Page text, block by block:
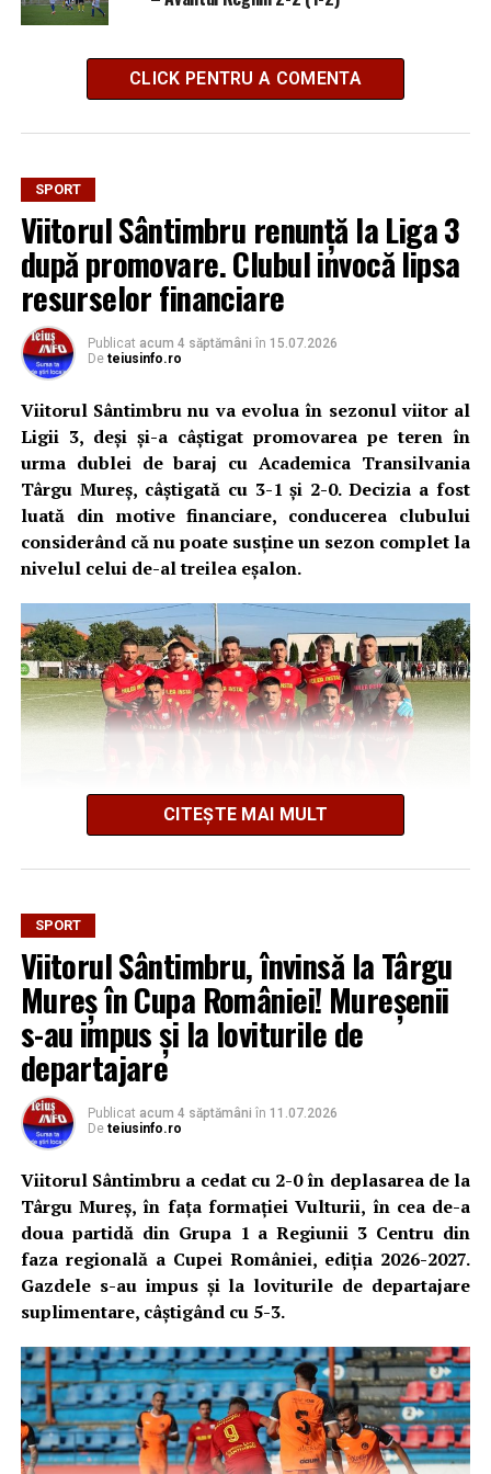
CLICK PENTRU A COMENTA
SPORT
Viitorul Sântimbru renunță la Liga 3
după promovare. Clubul invocă lipsa
resurselor financiare
Publicat acum 4 săptămâni în 15.07.2026
De teiusinfo.ro
Viitorul Sântimbru nu va evolua în sezonul viitor al
Ligii 3, deși și-a câștigat promovarea pe teren în
urma dublei de baraj cu Academica Transilvania
Târgu Mureș, câștigată cu 3-1 și 2-0. Decizia a fost
luată din motive financiare, conducerea clubului
considerând că nu poate susține un sezon complet la
nivelul celui de-al treilea eșalon.
doar patru reprezentante: CSM Unirea Alba Iulia,
Metalurgistul Cugir, CS Universitar Alba Iulia și CIL Blaj.
Conducerea formației din Sântimbru susține că a
preferat să facă un pas înapoi, în loc să înceapă un
campionat fără garanția că îl poate duce la bun sfârșit.
„Este, fără îndoială, cea mai grea decizie pe care am luat-
o de când sunt implicat la Viitorul Sântimbru. Am
câștigat pe teren dreptul de a evolua în Liga 3, însă o
participare la acest nivel înseamnă și o responsabilitate
financiară uriașă. Din păcate, sprijinul promis nu s-a
concretizat, iar eu nu pot începe un campionat fără
garanția că vom putea duce sezonul până la capăt și că
jucătorii își vor primi drepturile pentru munca lor”, a
declarat președintele Adrian Hulea.
Acesta a precizat că obiectivul clubului rămâne
dezvoltarea unui proiect sustenabil.
„Am ales să rămânem în Superliga Alba, o decizie
dureroasă, dar responsabilă. Prefer să construim în
CITEȘTE MAI MULT
SPORT
Viitorul Sântimbru, învinsă la Târgu
Mureș în Cupa României! Mureșenii
s-au impus și la loviturile de
departajare
Publicat acum 4 săptămâni în 11.07.2026
De teiusinfo.ro
Viitorul Sântimbru a cedat cu 2-0 în deplasarea de la
Târgu Mureș, în fața formației Vulturii, în cea de-a
doua partidă din Grupa 1 a Regiunii 3 Centru din
faza regională a Cupei României, ediția 2026-2027.
Gazdele s-au impus și la loviturile de departajare
suplimentare, câștigând cu 5-3.